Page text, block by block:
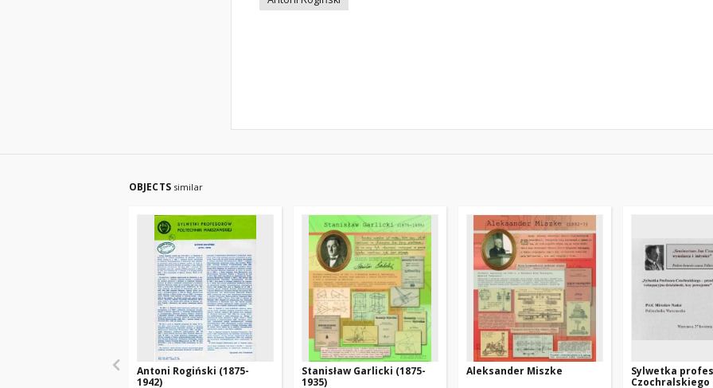
OBJECTS similar
Antoni Rogiński (1875-
1942)
Stanisław Garlicki (1875-
1935)
Aleksander Miszke
Sylwetka
Czochralskiego